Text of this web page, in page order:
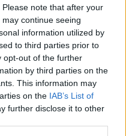
note that after your
continue seeing
information utilized by
to third parties prior to
opt-out of the further
by third parties on the
This information may
on the IAB’s List of
further disclose it to other
στη Google
σιωπή του μετά
κατά την